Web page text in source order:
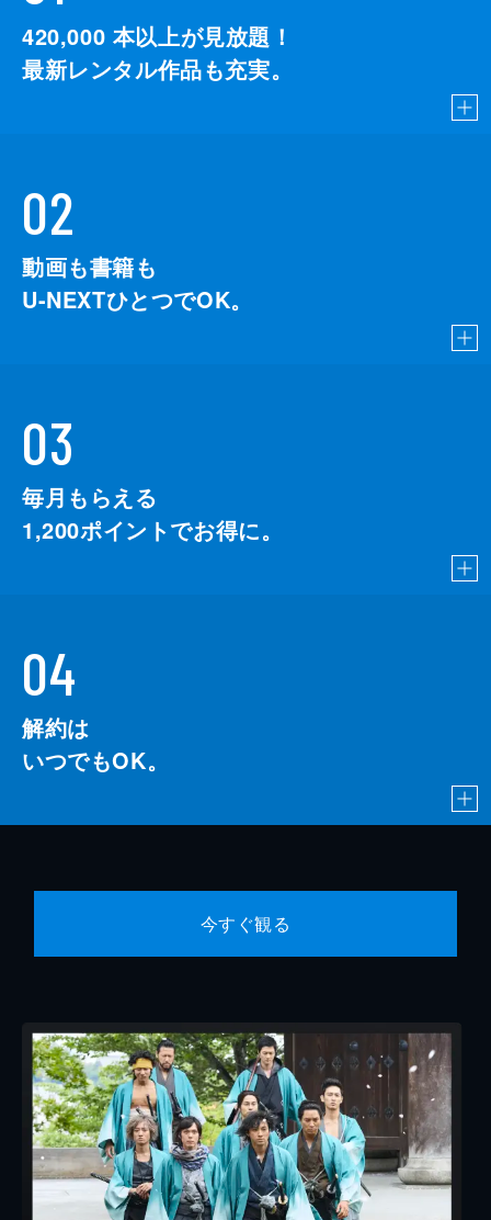
420,000 本以上が見放題！
最新レンタル作品も充実。
02
動画も書籍も
U-NEXTひとつでOK。
03
毎月もらえる
1,200ポイントでお得に。
04
解約は
いつでもOK。
今すぐ観る